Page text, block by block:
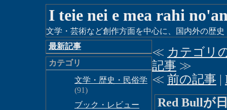
I teie nei e mea rahi
文学・芸術など創作方面を中心に、国内外の歴
最新記事
カテゴリ
文学・歴史・民俗学
(91)
ブック・レビュー
≪ カテゴリ
記事 ≫
≪ 前の記事 |
Red Bullが